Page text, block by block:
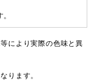
により実際の色味と異
ります。